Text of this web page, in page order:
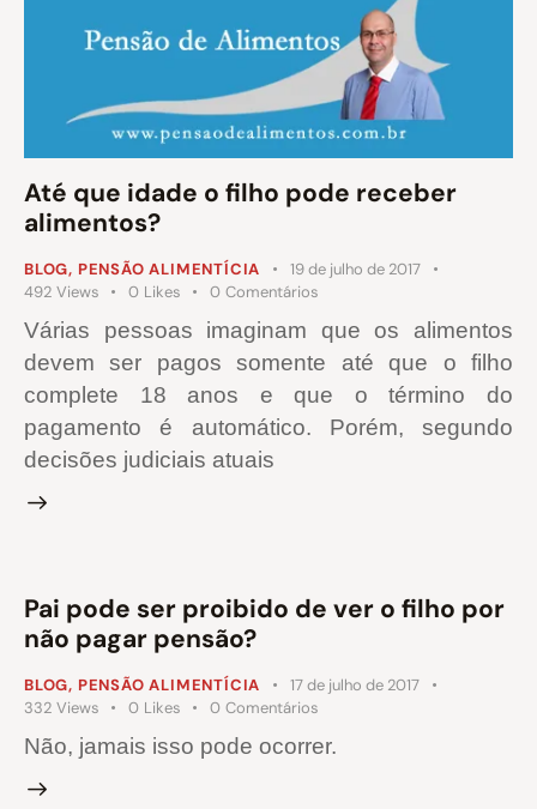
Até que idade o filho pode receber
alimentos?
BLOG, PENSÃO ALIMENTÍCIA
19 de julho de 2017
492 Views 0 Likes 0 Comentários
Várias pessoas imaginam que os alimentos
devem ser pagos somente até que o filho
complete 18 anos e que o término do
pagamento é automático. Porém, segundo
decisões judiciais atuais
Pai pode ser proibido de ver o filho por
não pagar pensão?
BLOG, PENSÃO ALIMENTÍCIA
17 de julho de 2017
332 Views 0 Likes 0 Comentários
Não, jamais isso pode ocorrer.